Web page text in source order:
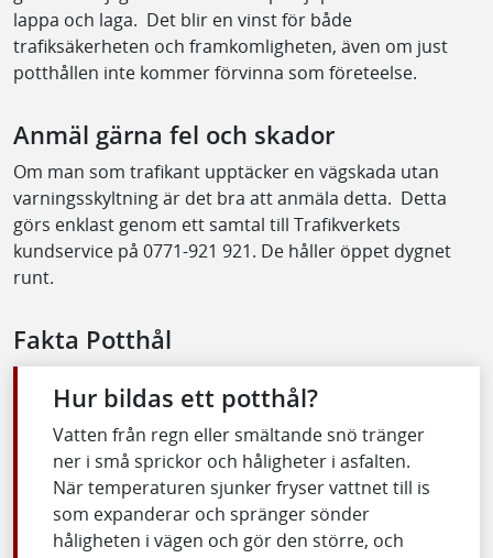
lappa och laga. Det blir en vinst för både
trafiksäkerheten och framkomligheten, även om just
potthållen inte kommer förvinna som företeelse.
Anmäl gärna fel och skador
Om man som trafikant upptäcker en vägskada utan
varningsskyltning är det bra att anmäla detta. Detta
görs enklast genom ett samtal till Trafikverkets
kundservice på 0771-921 921. De håller öppet dygnet
runt.
Fakta Potthål
Hur bildas ett potthål?
Vatten från regn eller smältande snö tränger
ner i små sprickor och håligheter i asfalten.
När temperaturen sjunker fryser vattnet till is
som expanderar och spränger sönder
håligheten i vägen och gör den större, och